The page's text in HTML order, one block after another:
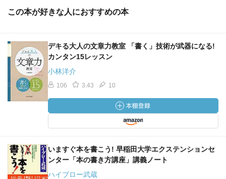
この本が好きな人におすすめの本
デキる大人の文章力教室 「書く」技術が武器になる!
カンタン15レッスン
小林洋介
106 3.43 10
いますぐ本を書こう! 早稲田大学エクステンションセ
ンター「本の書き方講座」講義ノート
ハイブロー武蔵